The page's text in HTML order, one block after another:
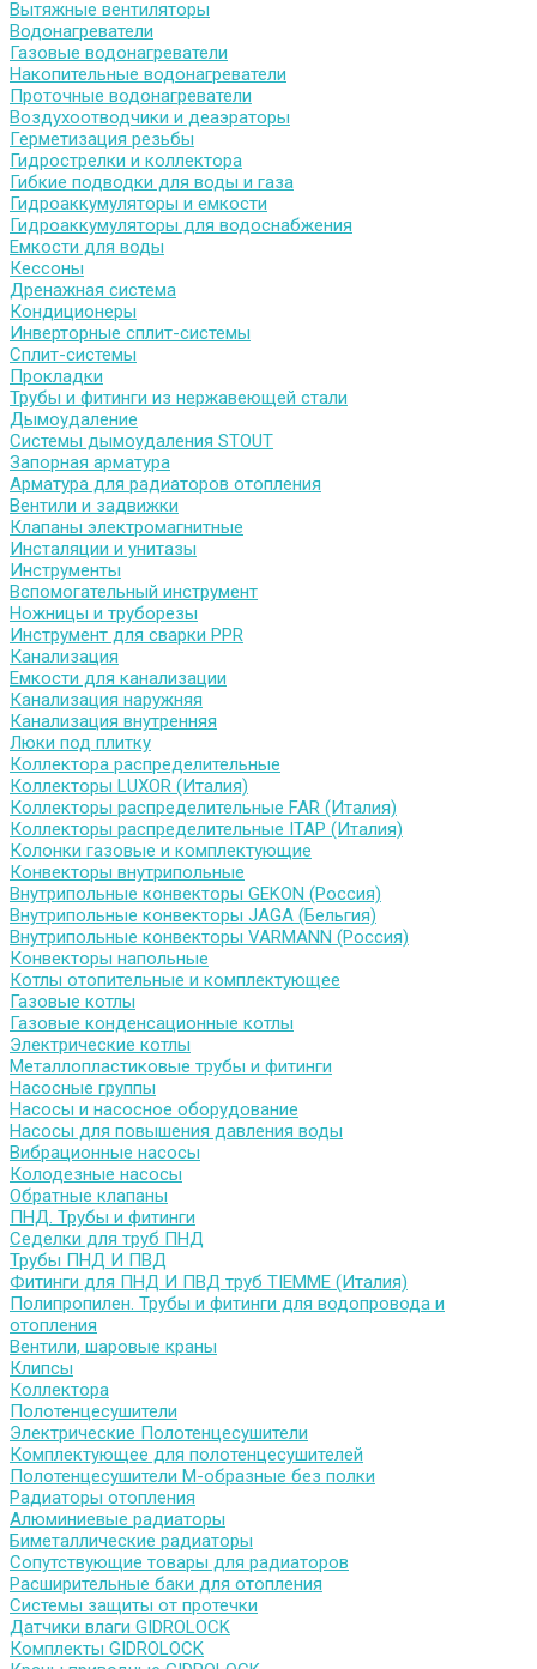
Вытяжные вентиляторы
Водонагреватели
Газовые водонагреватели
Накопительные водонагреватели
Проточные водонагреватели
Воздухоотводчики и деаэраторы
Герметизация резьбы
Гидрострелки и коллектора
Гибкие подводки для воды и газа
Гидроаккумуляторы и емкости
Гидроаккумуляторы для водоснабжения
Емкости для воды
Кессоны
Дренажная система
Кондиционеры
Инверторные сплит-системы
Сплит-системы
Прокладки
Трубы и фитинги из нержавеющей стали
Дымоудаление
Системы дымоудаления STOUT
Запорная арматура
Арматура для радиаторов отопления
Вентили и задвижки
Клапаны электромагнитные
Инсталяции и унитазы
Инструменты
Вспомогательный инструмент
Ножницы и труборезы
Инструмент для сварки PPR
Канализация
Емкости для канализации
Канализация наружняя
Канализация внутренняя
Люки под плитку
Коллектора распределительные
Коллекторы LUXOR (Италия)
Коллекторы распределительные FAR (Италия)
Коллекторы распределительные ITAP (Италия)
Колонки газовые и комплектующие
Конвекторы внутрипольные
Внутрипольные конвекторы GEKON (Россия)
Внутрипольные конвекторы JAGA (Бельгия)
Внутрипольные конвекторы VARMANN (Россия)
Конвекторы напольные
Котлы отопительные и комплектующее
Газовые котлы
Газовые конденсационные котлы
Электрические котлы
Металлопластиковые трубы и фитинги
Насосные группы
Насосы и насосное оборудование
Насосы для повышения давления воды
Вибрационные насосы
Колодезные насосы
Обратные клапаны
ПНД. Трубы и фитинги
Седелки для труб ПНД
Трубы ПНД И ПВД
Фитинги для ПНД И ПВД труб TIEMME (Италия)
Полипропилен. Трубы и фитинги для водопровода и
отопления
Вентили, шаровые краны
Клипсы
Коллектора
Полотенцесушители
Электрические Полотенцесушители
Комплектующее для полотенцесушителей
Полотенцесушители М-образные без полки
Радиаторы отопления
Алюминиевые радиаторы
Биметаллические радиаторы
Сопутствующие товары для радиаторов
Расширительные баки для отопления
Системы защиты от протечки
Датчики влаги GIDROLOCK
Комплекты GIDROLOCK